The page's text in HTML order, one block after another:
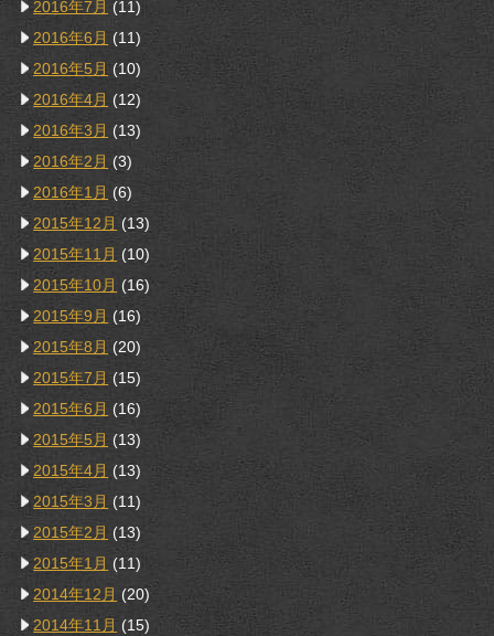
2016年7月 (11)
2016年6月 (11)
2016年5月 (10)
2016年4月 (12)
2016年3月 (13)
2016年2月 (3)
2016年1月 (6)
2015年12月 (13)
2015年11月 (10)
2015年10月 (16)
2015年9月 (16)
2015年8月 (20)
2015年7月 (15)
2015年6月 (16)
2015年5月 (13)
2015年4月 (13)
2015年3月 (11)
2015年2月 (13)
2015年1月 (11)
2014年12月 (20)
2014年11月 (15)